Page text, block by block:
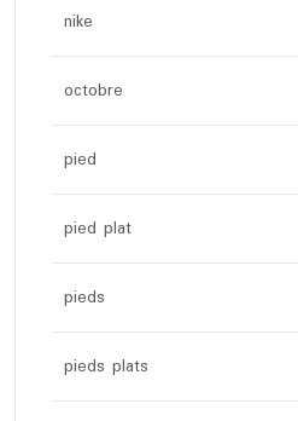
nike
octobre
pied
pied plat
pieds
pieds plats